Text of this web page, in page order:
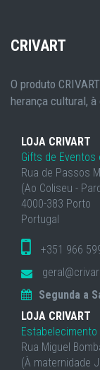
CRIVART
O produto
herança cultural,
LOJA CRIVART
Gifts de
Rua de Passos
(Ao Coliseu -
4000-383 Porto
Portugal
+351 966
Segunda a
LOJA CRIVART
Estabelecimento
Rua Miguel
(À maternidade